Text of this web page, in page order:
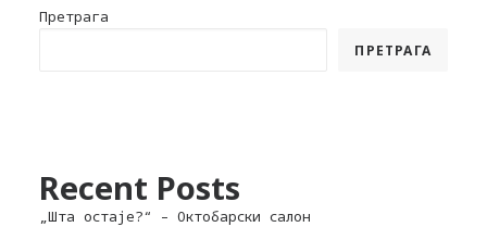
Претрага
ПРЕТРАГА
Recent Posts
„Шта остаје?“ – Октобарски салон